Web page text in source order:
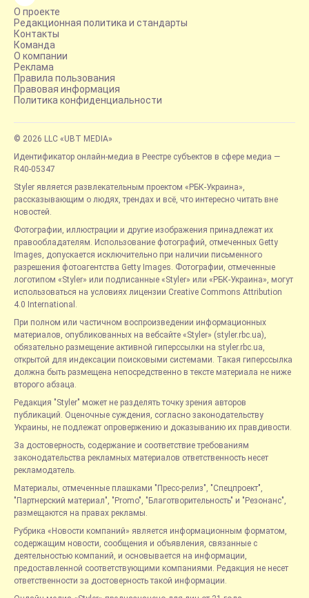
О проекте
Редакционная политика и стандарты
Контакты
Команда
О компании
Реклама
Правила пользования
Правовая информация
Политика конфиденциальности
© 2026 LLC «UBT MEDIA»
Идентификатор онлайн-медиа в Реестре субъектов в сфере медиа —
R40-05347
Styler является развлекательным проектом «РБК-Украина»,
рассказывающим о людях, трендах и всё, что интересно читать вне
новостей.
Фотографии, иллюстрации и другие изображения принадлежат их
правообладателям. Использование фотографий, отмеченных Getty
Images, допускается исключительно при наличии письменного
разрешения фотоагентства Getty Images. Фотографии, отмеченные
логотипом «Styler» или подписанные «Styler» или «РБК-Украина», могут
использоваться на условиях лицензии Creative Commons Attribution
4.0 International.
При полном или частичном воспроизведении информационных
материалов, опубликованных на вебсайте «Styler» (styler.rbc.ua),
обязательно размещение активной гиперссылки на styler.rbc.ua,
открытой для индексации поисковыми системами. Такая гиперссылка
должна быть размещена непосредственно в тексте материала не ниже
второго абзаца.
Редакция "Styler" может не разделять точку зрения авторов
публикаций. Оценочные суждения, согласно законодательству
Украины, не подлежат опровержению и доказыванию их правдивости.
За достоверность, содержание и соответствие требованиям
законодательства рекламных материалов ответственность несет
рекламодатель.
Материалы, отмеченные плашками "Пресс-релиз", "Спецпроект",
"Партнерский материал", "Promo", "Благотворительность" и "Резонанс",
размещаются на правах рекламы.
Рубрика «Новости компаний» является информационным форматом,
содержащим новости, сообщения и объявления, связанные с
деятельностью компаний, и основывается на информации,
предоставленной соответствующими компаниями. Редакция не несет
ответственности за достоверность такой информации.